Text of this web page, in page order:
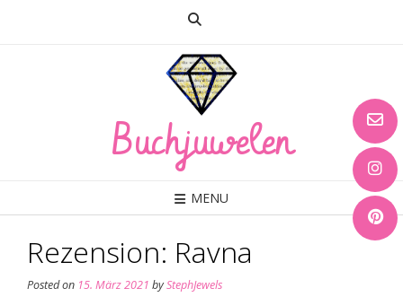
Buchjuwelen
MENU
Rezension: Ravna
Posted on 15. März 2021 byStephJewels